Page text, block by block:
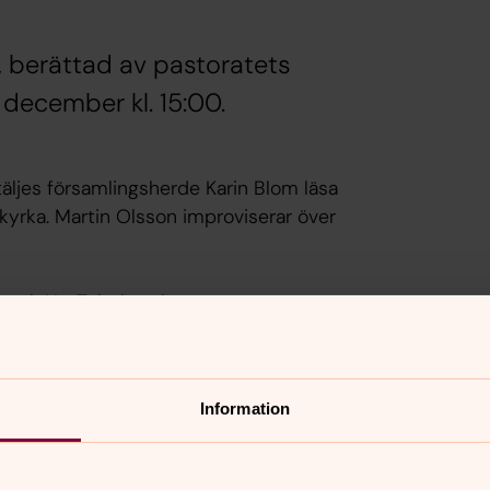
Information
berättad av pastoratets
kl. 15:00.
församlingsherde Karin Blom läsa
Martin Olsson improviserar över
YouTubekanal.
för marknadsföring.